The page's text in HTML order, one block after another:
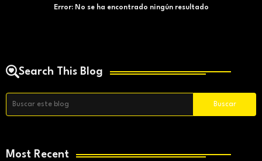
Error:No se ha encontrado ningún resultado
Search This Blog
Most Recent